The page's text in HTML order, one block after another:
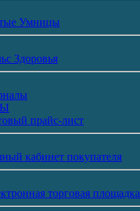
Умницы
Здоровья
прайс-лист
кабинет покупателя
торговая площадка